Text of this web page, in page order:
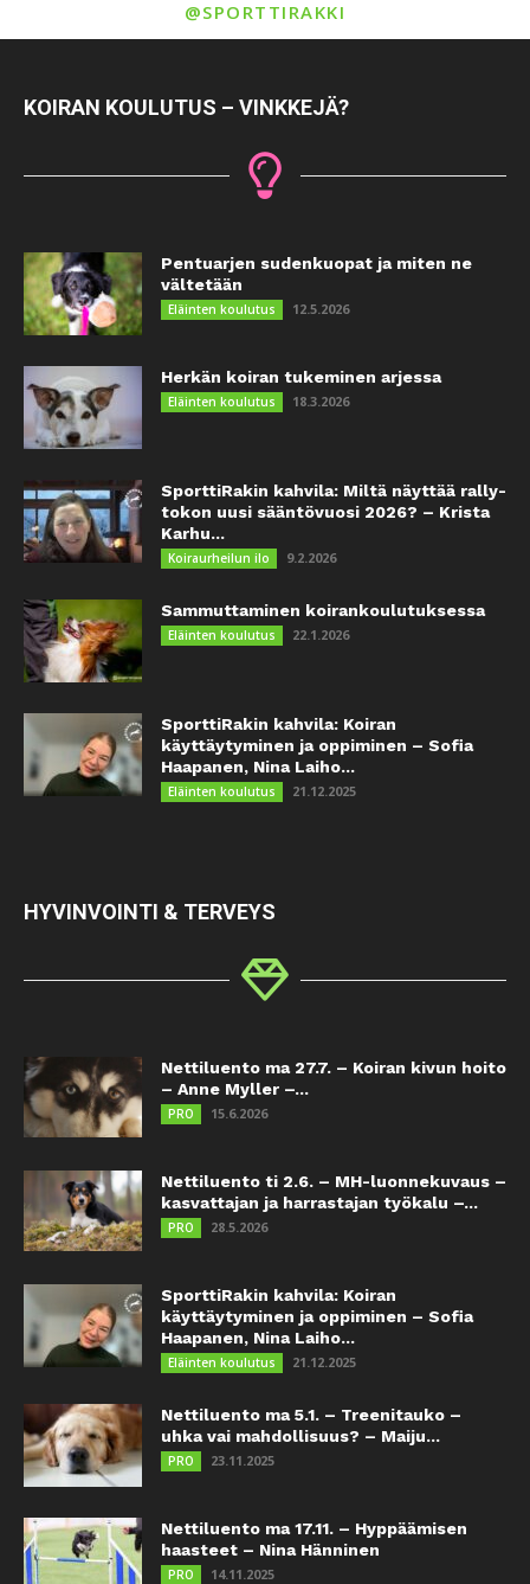
@SPORTTIRAKKI
KOIRAN KOULUTUS – VINKKEJÄ?
Pentuarjen sudenkuopat ja miten ne
vältetään
Eläinten koulutus 12.5.2026
Herkän koiran tukeminen arjessa
Eläinten koulutus 18.3.2026
SporttiRakin kahvila: Miltä näyttää rally-
tokon uusi sääntövuosi 2026? – Krista
Karhu...
Koiraurheilun ilo 9.2.2026
Sammuttaminen koirankoulutuksessa
Eläinten koulutus 22.1.2026
SporttiRakin kahvila: Koiran
käyttäytyminen ja oppiminen – Sofia
Haapanen, Nina Laiho...
Eläinten koulutus 21.12.2025
HYVINVOINTI & TERVEYS
Nettiluento ma 27.7. – Koiran kivun hoito
– Anne Myller –...
PRO 15.6.2026
Nettiluento ti 2.6. – MH-luonnekuvaus –
kasvattajan ja harrastajan työkalu –...
PRO 28.5.2026
SporttiRakin kahvila: Koiran
käyttäytyminen ja oppiminen – Sofia
Haapanen, Nina Laiho...
Eläinten koulutus 21.12.2025
Nettiluento ma 5.1. – Treenitauko –
uhka vai mahdollisuus? – Maiju...
PRO 23.11.2025
Nettiluento ma 17.11. – Hyppäämisen
haasteet – Nina Hänninen
PRO 14.11.2025